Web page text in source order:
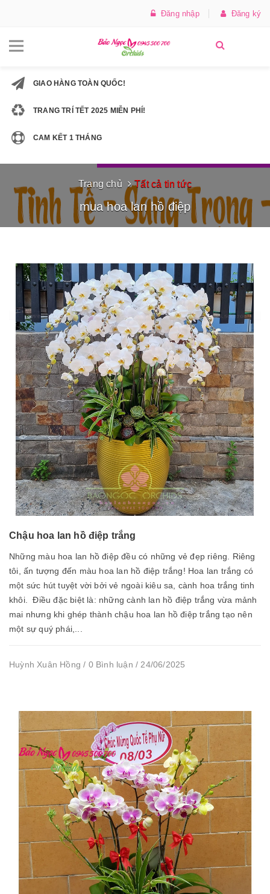
Đăng nhập Đăng ký
GIAO HÀNG TOÀN QUỐC!
TRANG TRÍ TẾT 2025 MIỄN PHÍ!
CAM KẾT 1 THÁNG
Trang chủ Tất cả tin tức
mua hoa lan hồ điệp
Chậu hoa lan hồ điệp trắng
Những màu hoa lan hồ điệp đều có những vẻ đẹp riêng. Riêng
tôi, ấn tượng đến màu hoa lan hồ điệp trắng! Hoa lan trắng có
một sức hút tuyệt vời bởi vẻ ngoài kiêu sa, cành hoa trắng tinh
khôi. Điều đặc biệt là: những cành lan hồ điệp trắng vừa mảnh
mai nhưng khi ghép thành chậu hoa lan hồ điệp trắng tạo nên
một sự quý phái,...
Huỳnh Xuân Hồng / 0 Bình luận / 24/06/2025